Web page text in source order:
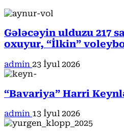
Gələcəyin ulduzu 217
oxuyur, “İlkin”
admin 23 İyul 2026
“Bavariya” Harri
admin 13 İyul 2026